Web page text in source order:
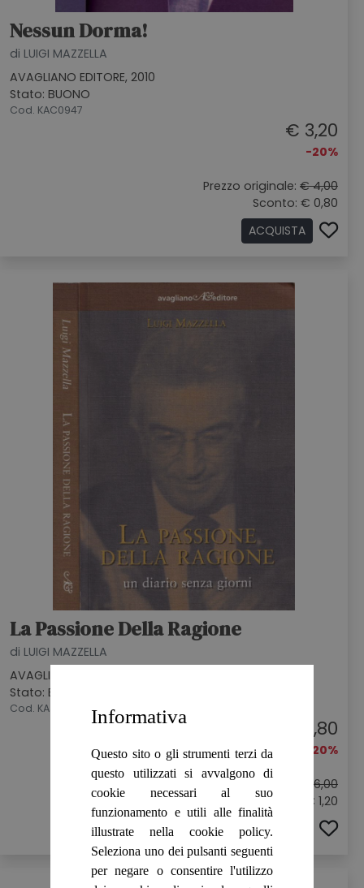
Nessun Dorma!
di LUIGI MAZZELLA
AVAGLIANO EDITORE, 2010
Stato: BUONO
Cod. KAC0947
€ 3,20
-20%
Prezzo originale: € 4,00
Sconto: € 0,80
ACQUISTA
La Passione Della Ragione
di LUIGI MAZZELLA
AVAGLIANO EDITORE, 2008
Stato: BUONO
Cod. KAJ1046
€ 4,80
-20%
Prezzo originale:
€ 6,00
Sconto: € 1,20
ACQUISTA
Informativa
Questo sito o gli strumenti terzi da
questo utilizzati si avvalgono di
cookie necessari al suo
funzionamento e utili alle finalità
illustrate nella cookie policy.
Seleziona uno dei pulsanti seguenti
per negare o consentire l'utilizzo